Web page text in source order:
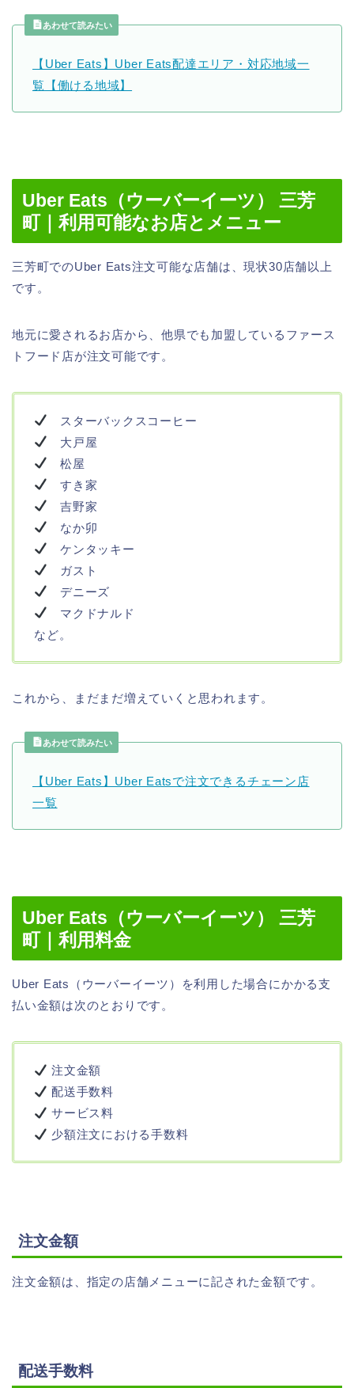
あわせて読みたい
【Uber Eats】Uber Eats配達エリア・対応地域一
覧【働ける地域】
Uber Eats（ウーバーイーツ） 三芳
町｜利用可能なお店とメニュー
三芳町でのUber Eats注文可能な店舗は、現状30店舗以上
です。
地元に愛されるお店から、他県でも加盟しているファース
トフード店が注文可能です。
スターバックスコーヒー
大戸屋
松屋
すき家
吉野家
なか卯
ケンタッキー
ガスト
デニーズ
マクドナルド
など。
これから、まだまだ増えていくと思われます。
あわせて読みたい
【Uber Eats】Uber Eatsで注文できるチェーン店
一覧
Uber Eats（ウーバーイーツ） 三芳
町｜利用料金
Uber Eats（ウーバーイーツ）を利用した場合にかかる支
払い金額は次のとおりです。
注文金額
配送手数料
サービス料
少額注文における手数料
注文金額
注文金額は、指定の店舗メニューに記された金額です。
配送手数料